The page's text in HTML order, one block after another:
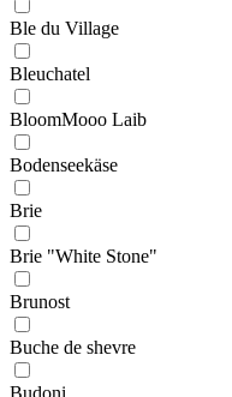
Ble du Village
Bleuchatel
BloomMooo Laib
Bodenseekäse
Brie
Brie "White Stone"
Brunost
Buche de shevre
Budoni